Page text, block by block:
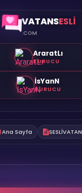
VATANSESLİ
.COM
AraratLı
KURUCU
İsYanN
KURUCU
Ana Sayfa SESLİVATAN